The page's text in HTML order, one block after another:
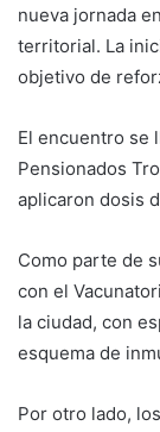
nueva jornada
territorial. La
objetivo de
El encuentro se
Pensionados
aplicaron dosis
Como parte de
con el
la ciudad, con
esquema de
Por otro lado,